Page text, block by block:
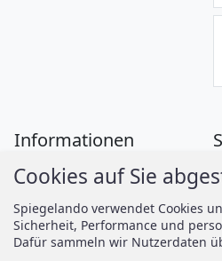
Informationen
Zahlung
Versand
AGB
Cookies auf Sie
Spiegelando verwendet Cookies
Sicherheit, Performance und
Dafür sammeln wir Nutzerdaten